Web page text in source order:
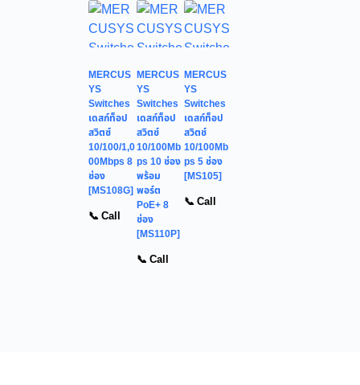
MERCUS
YS
Switches
เดสก์ท็อป
สวิตช์
10/100/1,0
00Mbps 8
ช่อง
[MS108G]
📞 Call
MERCUS
YS
Switches
เดสก์ท็อป
สวิตช์
10/100Mb
ps 10 ช่อง
พร้อม
พอร์ต
PoE+ 8
ช่อง
[MS110P]
📞 Call
MERCUS
YS
Switches
เดสก์ท็อป
สวิตช์
10/100Mb
ps 5 ช่อง
[MS105]
📞 Call